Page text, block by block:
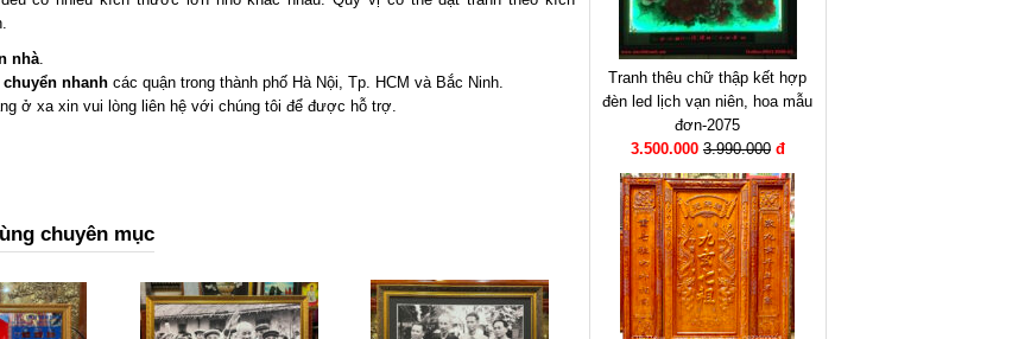
nhà.
nhanh các quận trong thành phố Hà Nội, Tp. HCM và Bắc Ninh.
ở xa xin vui lòng liên hệ với chúng tôi để được hỗ trợ.
chuyên mục
Tranh thêu chữ thập kết hợp
đèn led lịch vạn niên, hoa mẫu
đơn-2075
3.500.000 3.990.000đ